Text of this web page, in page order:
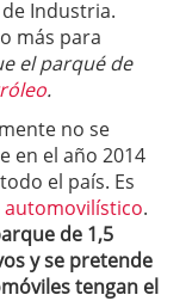
Industria.
más para
el parqué de
.
no se
en el año 2014
el país. Es
automovilístico.
de 1,5
y se pretende
tengan el